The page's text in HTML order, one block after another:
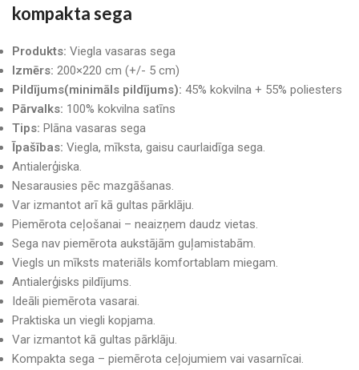
kompakta sega
Produkts: Viegla vasaras sega
Izmērs: 200×220 cm (+/- 5 cm)
Pildījums(minimāls pildījums): 45% kokvilna + 55% poliesters
Pārvalks: 100% kokvilna satīns
Tips: Plāna vasaras sega
Īpašības: Viegla, mīksta, gaisu caurlaidīga sega.
Antialerģiska.
Nesarausies pēc mazgāšanas.
Var izmantot arī kā gultas pārklāju.
Piemērota ceļošanai – neaizņem daudz vietas.
Sega nav piemērota aukstājām guļamistabām.
Viegls un mīksts materiāls komfortablam miegam.
Antialerģisks pildījums.
Ideāli piemērota vasarai.
Praktiska un viegli kopjama.
Var izmantot kā gultas pārklāju.
Kompakta sega – piemērota ceļojumiem vai vasarnīcai.